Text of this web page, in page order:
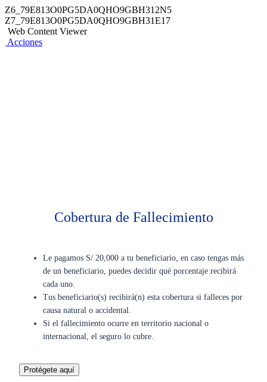
Z6_79E813O0PG5DA0QHO9GBH312N5
Z7_79E813O0PG5DA0QHO9GBH31E17
Web Content Viewer
Acciones
Cobertura de Fallecimiento
Le pagamos S/ 20,000 a tu beneficiario, en caso tengas más
de un beneficiario, puedes decidir qué porcentaje recibirá
cada uno.
Tus beneficiario(s) recibirá(n) esta cobertura si falleces por
causa natural o accidental.
Si el fallecimiento ocurre en territorio nacional o
internacional, el seguro lo cubre.
Protégete aquí